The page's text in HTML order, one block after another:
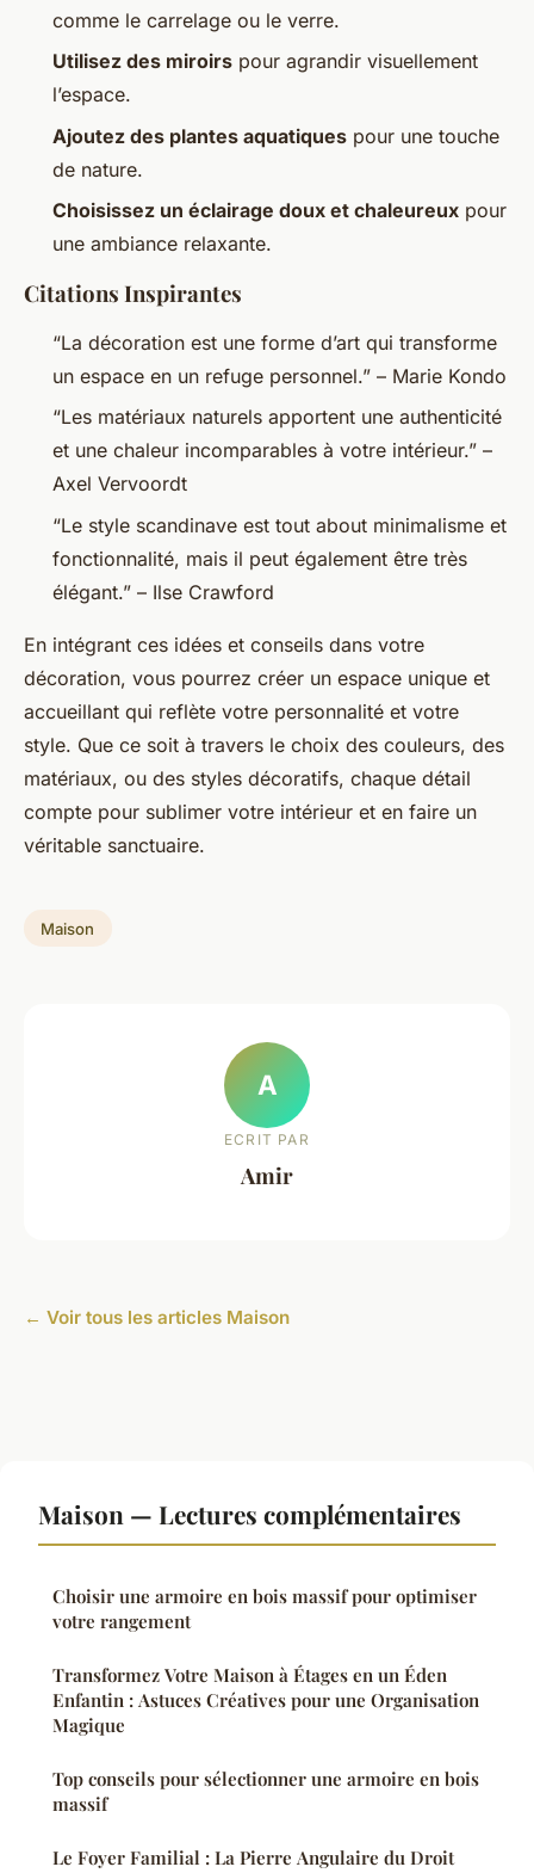
comme le carrelage ou le verre.
Utilisez des miroirs pour agrandir visuellement
l’espace.
Ajoutez des plantes aquatiques pour une touche
de nature.
Choisissez un éclairage doux et chaleureux pour
une ambiance relaxante.
Citations Inspirantes
“La décoration est une forme d’art qui transforme
un espace en un refuge personnel.” – Marie Kondo
“Les matériaux naturels apportent une authenticité
et une chaleur incomparables à votre intérieur.” –
Axel Vervoordt
“Le style scandinave est tout about minimalisme et
fonctionnalité, mais il peut également être très
élégant.” – Ilse Crawford
En intégrant ces idées et conseils dans votre
décoration, vous pourrez créer un espace unique et
accueillant qui reflète votre personnalité et votre
style. Que ce soit à travers le choix des couleurs, des
matériaux, ou des styles décoratifs, chaque détail
compte pour sublimer votre intérieur et en faire un
véritable sanctuaire.
Maison
A
ECRIT PAR
Amir
← Voir tous les articles Maison
Maison — Lectures complémentaires
Choisir une armoire en bois massif pour optimiser
votre rangement
Transformez Votre Maison à Étages en un Éden
Enfantin : Astuces Créatives pour une Organisation
Magique
Top conseils pour sélectionner une armoire en bois
massif
Le Foyer Familial : La Pierre Angulaire du Droit